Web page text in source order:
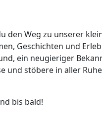
den Weg zu unserer
Geschichten und
ein neugieriger
und stöbere in aller
bis bald!